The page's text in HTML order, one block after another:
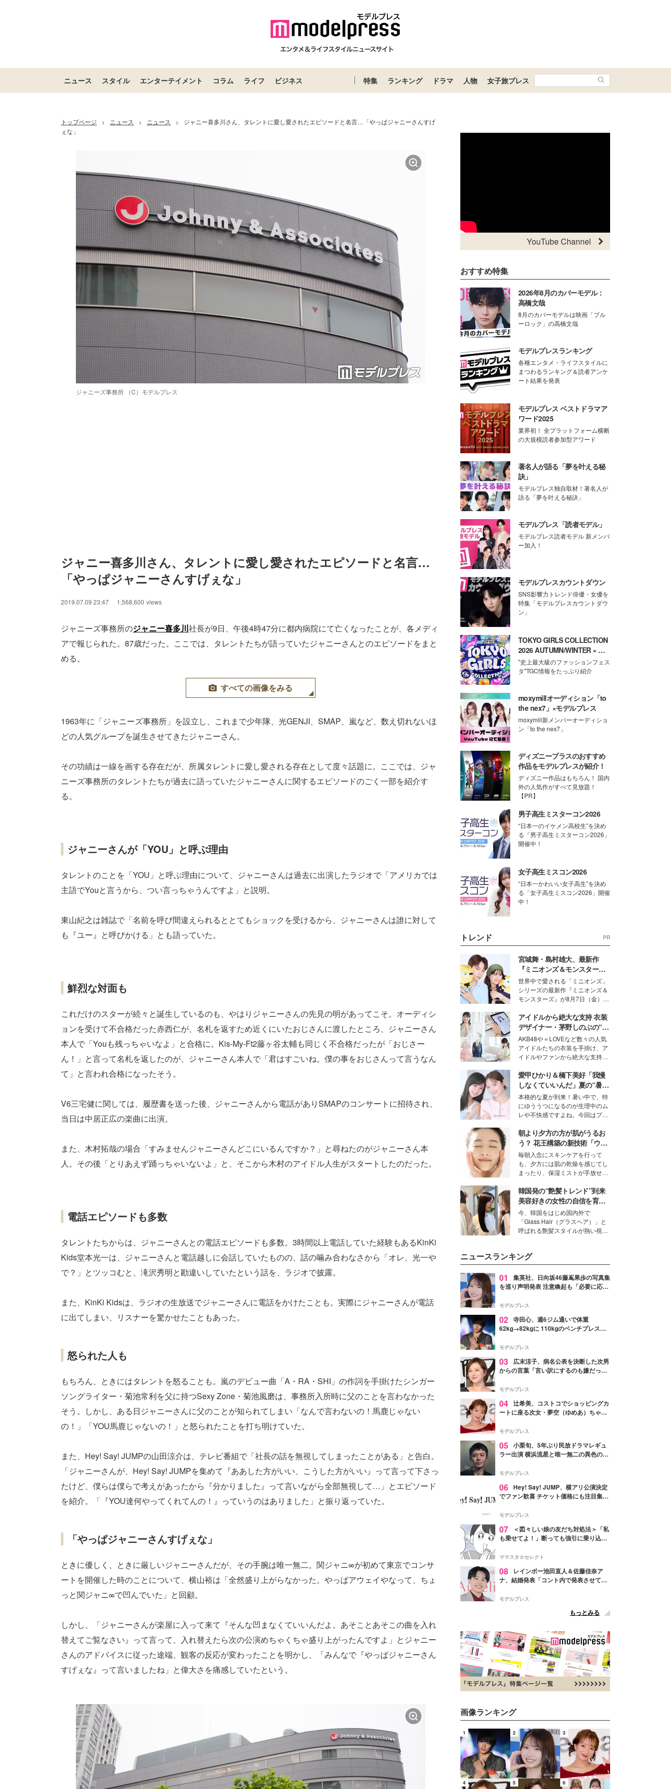
ニュース スタイル エンターテイメント コラム ライフ ビジネス 特集 ランキング ドラマ 人物 女子旅プレス
トップページ > ニュース > ニュース >
ジャニー喜多川さん、タレントに愛し愛されたエピソードと名言…「やっぱジャニーさんすげ
ぇな」
ジャニーズ事務所 （C）モデルプレス
ジャニー喜多川さん、タレントに愛し愛されたエピソードと名言…
「やっぱジャニーさんすげぇな」
2019.07.09 23:47 1,568,600 views
ジャニーズ事務所のジャニー喜多川社長が9日、午後4時47分に都内病院にて亡くなったことが、各メディ
アで報じられた。87歳だった。ここでは、タレントたちが語っていたジャニーさんとのエピソードをまと
める。
すべての画像をみる
1963年に「ジャニーズ事務所」を設立し、これまで少年隊、光GENJI、SMAP、嵐など、数え切れないほ
どの人気グループを誕生させてきたジャニーさん。
その功績は一線を画する存在だが、所属タレントに愛し愛される存在として度々話題に。ここでは、ジャ
ニーズ事務所のタレントたちが過去に語っていたジャニーさんに関するエピソードのごく一部を紹介す
る。
ジャニーさんが「YOU」と呼ぶ理由
タレントのことを「YOU」と呼ぶ理由について、ジャニーさんは過去に出演したラジオで「アメリカでは
主語でYouと言うから、つい言っちゃうんですよ」と説明。
東山紀之は雑誌で「名前を呼び間違えられるととてもショックを受けるから、ジャニーさんは誰に対して
も『ユー』と呼びかける」とも語っていた。
鮮烈な対面も
これだけのスターが続々と誕生しているのも、やはりジャニーさんの先見の明があってこそ。オーディシ
ョンを受けて不合格だった赤西仁が、名札を返すため近くにいたおじさんに渡したところ、ジャニーさん
本人で「Youも残っちゃいなよ」と合格に。Kis-My-Ft2藤ヶ谷太輔も同じく不合格だったが「おじさー
ん！」と言って名札を返したのが、ジャニーさん本人で「君はすごいね。僕の事をおじさんって言うなん
て」と言われ合格になったそう。
V6三宅健に関しては、履歴書を送った後、ジャニーさんから電話がありSMAPのコンサートに招待され、
当日は中居正広の楽曲に出演。
また、木村拓哉の場合「すみませんジャニーさんどこにいるんですか？」と尋ねたのがジャニーさん本
人。その後「とりあえず踊っちゃいないよ」と、そこから木村のアイドル人生がスタートしたのだった。
電話エピソードも多数
タレントたちからは、ジャニーさんとの電話エピソードも多数。3時間以上電話していた経験もあるKinKi
Kids堂本光一は、ジャニーさんと電話越しに会話していたものの、話の噛み合わなさから「オレ、光一や
で？」とツッコむと、滝沢秀明と勘違いしていたという話を、ラジオで披露。
また、KinKi Kidsは、ラジオの生放送でジャニーさんに電話をかけたことも。実際にジャニーさんが電話
に出てしまい、リスナーを驚かせたこともあった。
怒られた人も
もちろん、ときにはタレントを怒ることも。嵐のデビュー曲「A・RA・SHI」の作詞を手掛けたシンガー
ソングライター・菊池常利を父に持つSexy Zone・菊池風磨は、事務所入所時に父のことを言わなかった
そう。しかし、ある日ジャニーさんに父のことが知られてしまい「なんで言わないの！馬鹿じゃない
の！」「YOU馬鹿じゃないの！」と怒られたことを打ち明けていた。
また、Hey! Say! JUMPの山田涼介は、テレビ番組で「社長の話を無視してしまったことがある」と告白。
「ジャニーさんが、Hey! Say! JUMPを集めて『ああした方がいい、こうした方がいい』って言って下さっ
たけど、僕らは僕らで考えがあったから『分かりました』って言いながら全部無視して…」とエピソード
を紹介。「『YOU達何やってくれてんの！』っていうのはありました」と振り返っていた。
「やっぱジャニーさんすげぇな」
ときに優しく、ときに厳しいジャニーさんだが、その手腕は唯一無二。関ジャニ∞が初めて東京でコンサ
ートを開催した時のことについて、横山裕は「全然盛り上がらなかった。やっぱアウェイやなって、ちょ
っと関ジャニ∞で凹んでいた」と回顧。
しかし、「ジャニーさんが楽屋に入って来て『そんな凹まなくていいんだよ。あそことあそこの曲を入れ
替えてご覧なさい』って言って、入れ替えたら次の公演めちゃくちゃ盛り上がったんですよ」とジャニー
さんのアドバイスに従った途端、観客の反応が変わったことを明かし、「みんなで『やっぱジャニーさん
すげぇな』って言いましたね」と偉大さを痛感していたという。
YouTube Channel
おすすめ特集
2026年8月のカバーモデル：
高橋文哉
8月のカバーモデルは映画「ブル
ーロック」の高橋文哉
モデルプレスランキング
各種エンタメ・ライフスタイルに
まつわるランキング＆読者アンケ
ート結果を発表
モデルプレス ベストドラマア
ワード2025
業界初！ 全プラットフォーム横断
の大規模読者参加型アワード
著名人が語る「夢を叶える秘
訣」
モデルプレス独自取材！著名人が
語る「夢を叶える秘訣」
モデルプレス「読者モデル」
モデルプレス読者モデル 新メンバ
ー加入！
モデルプレスカウントダウン
SNS影響力トレンド俳優・女優を
特集「モデルプレスカウントダウ
ン」
TOKYO GIRLS COLLECTION
2026 AUTUMN/WINTER × モ
デルプレス
"史上最大級のファッションフェス
タ"TGC情報をたっぷり紹介
moxymillオーディション「to
the nex7」×モデルプレス
moxymill新メンバーオーディショ
ン「to the nex7」
ディズニープラスのおすすめ
作品をモデルプレスが紹介！
ディズニー作品はもちろん！ 国内
外の人気作がすべて見放題！
【PR】
男子高生ミスターコン2026
“日本一のイケメン高校生”を決め
る「男子高生ミスターコン2026」
開催中！
女子高生ミスコン2026
“日本一かわいい女子高生”を決め
る「女子高生ミスコン2026」開催
中！
トレンド PR
宮城舞・島村雄大、最新作
『ミニオンズ＆モンスター
ズ』の魅力熱弁 ハチャメチャ
だけじゃない“友情と絆”に感
動
世界中で愛される「ミニオンズ」
シリーズの最新作『ミニオンズ＆
モンスターズ』が8月7日（金）に
ニオン好き”という共通点を持つモ
デルの宮城舞と島村雄大の特別対
談をお届け！それぞれの視点か
ら、今作ならではの魅力や予想外
の感動をもたらす奥深いストーリ
ーについて熱く語り合ってもらっ
た。
アイドルから絶大な支持 衣装
デザイナー・茅野しのぶの“可
愛い”を作る美学＜「シチズン
クロスシー」インタビュー＞
AKB48や＝LOVEなど数々の人気
アイドルたちの衣装を手掛け、ア
イドルやファンから絶大な支持を
取締役兼クリエイティブディレク
ター・茅野しのぶ。一人ひとりの
個性に寄り添い、魅力を引き出す
衣装作りは、多くの女性たちに勇
気と自信を与え続けている。
愛甲ひかり＆橋下美好「我慢
しなくていいんだ」夏の“暑さ
対策”の新しい選択肢とは？
本格的な夏が到来！暑い中で、特
にゆううつになるのが生理中のム
レや不快感ですよね。今回はプラ
モデル・愛甲ひかりさんと橋下美
好さんを迎えて本音で女子会トー
ク。猛暑のお出かけを快適に過ご
すヒントや、2人が感動した夏の
生理の新常識にも迫りました。
朝より夕方の方が肌がうるお
う？ 花王構築の新技術「ウォ
ーターキャプチャリングスキ
ン（捕水肌）」がスキンケア
の常識を変える予感
毎朝入念にスキンケアを行って
も、夕方には肌の乾燥を感じてし
まったり、保湿ミストが手放せな
な美容の常識を大きく変える可能
性を秘めた、革新的な「Water
Capturing Skin（ウォーターキャ
プチャリングスキン：捕水肌）」
技術を、花王が構築した。
韓国発の“艶髪トレンド”到来
美容好きの女性の自信を育む
「ヘアケア事情」って？
今、韓国をはじめ国内外で
「Glass Hair（グラスヘア）」と
呼ばれる艶髪スタイルが熱い視線
して、“髪そのものの美しさ”に改
めて注目する人が増えている様
子。今回は、そんな憧れの艶やか
な髪を日常で叶える、美容好きの
ます。
ニュースランキング
01
集英社、日向坂46藤嶌果歩の写真集
を巡り声明発表 注意喚起も「必要に応じ
モデルプレス
02 寺田心、週6ジム通いで体重
62kg→82kgに 110kgのベンチプレス持
「かっこいい」と反響
モデルプレス
03
広末涼子、病名公表を決断した次男
からの言葉「言い訳にするのも嫌だっ
モデルプレス
04 辻希美、コストコでショッピングカ
ートに座る次女・夢空（ゆめあ）ちゃん
ぎ」「成長を感じる」の声
モデルプレス
05 小栗旬、5年ぶり民放ドラマレギュ
ラー出演 横浜流星と唯一無二の異色のバ
モデルプレス
06 Hey! Say! JUMP、横アリ公演決定
でファン歓喜 チケット価格にも注目集ま
モデルプレス
07
＜図々しい娘の友だち対処法＞「私
も乗せてよ！」断っても強引に乗り込ん
ママスタ☆セレクト
08
レインボー池田直人＆佐藤佳奈ア
ナ、結婚発表「コント内で発表させてい
点変更のため
モデルプレス
もっとみる
画像ランキング
1 2 3
4 5 6